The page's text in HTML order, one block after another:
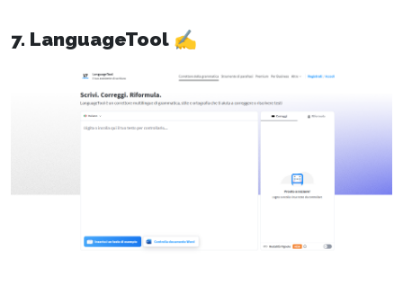
7. LanguageTool ✍️